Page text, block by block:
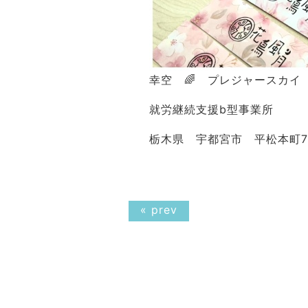
幸空 🌈 プレジャースカイ
就労継続支援b型事業所
栃木県 宇都宮市 平松本町
« prev